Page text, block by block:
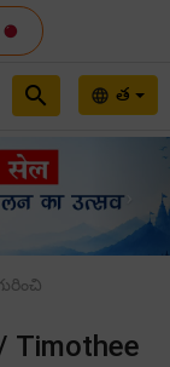
language త
search
Timothee